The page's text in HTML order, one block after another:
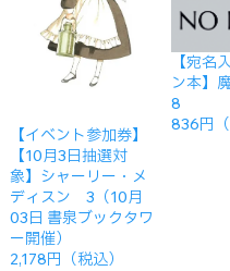
【イベント参加券】
【10月3日抽選対
象】シャーリー・メ
ディスン 3（10月
03日 書泉ブックタワ
ー開催）
2,178円（税込）
【宛名
ン本】
8
836円（